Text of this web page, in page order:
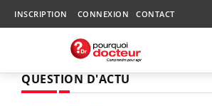
INSCRIPTION CONNEXION CONTACT
QUESTION D'ACTU